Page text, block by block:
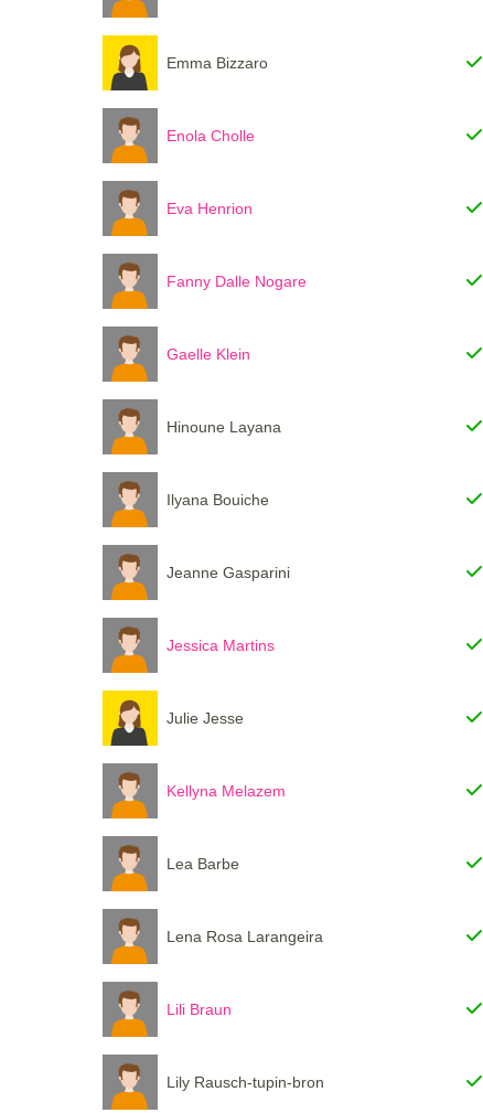
Emma Bizzaro
Enola Cholle
Eva Henrion
Fanny Dalle Nogare
Gaelle Klein
Hinoune Layana
Ilyana Bouiche
Jeanne Gasparini
Jessica Martins
Julie Jesse
Kellyna Melazem
Lea Barbe
Lena Rosa Larangeira
Lili Braun
Lily Rausch-tupin-bron